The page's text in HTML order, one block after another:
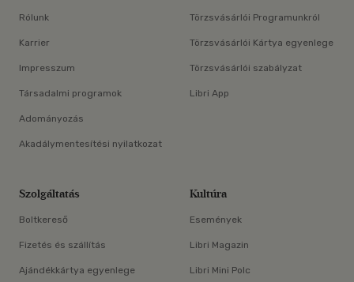
Rólunk
Karrier
Impresszum
Társadalmi programok
Adományozás
Akadálymentesítési nyilatkozat
Törzsvásárlói Programunkról
Törzsvásárlói Kártya egyenlege
Törzsvásárlói szabályzat
Libri App
Szolgáltatás
Boltkereső
Fizetés és szállítás
Ajándékkártya egyenlege
Kultúra
Események
Libri Magazin
Libri Mini Polc